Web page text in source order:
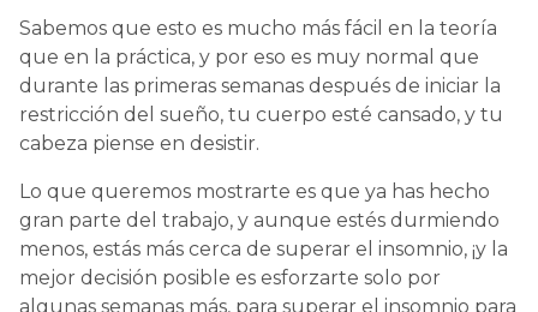
Sabemos que esto es mucho más fácil en la teoría
que en la práctica, y por eso es muy normal que
durante las primeras semanas después de iniciar la
restricción del sueño, tu cuerpo esté cansado, y tu
cabeza piense en desistir.
Lo que queremos mostrarte es que ya has hecho
gran parte del trabajo, y aunque estés durmiendo
menos, estás más cerca de superar el insomnio, ¡y la
mejor decisión posible es esforzarte solo por
algunas semanas más, para superar el insomnio para